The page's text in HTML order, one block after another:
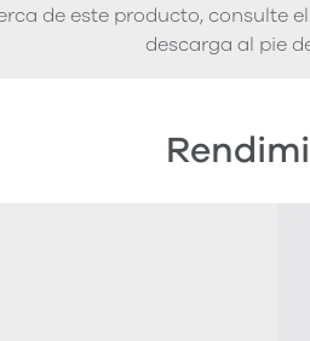
de este producto, consulte
descarga al pie